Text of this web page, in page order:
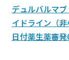
デュルバルマ
イドライン（
日付薬生薬審